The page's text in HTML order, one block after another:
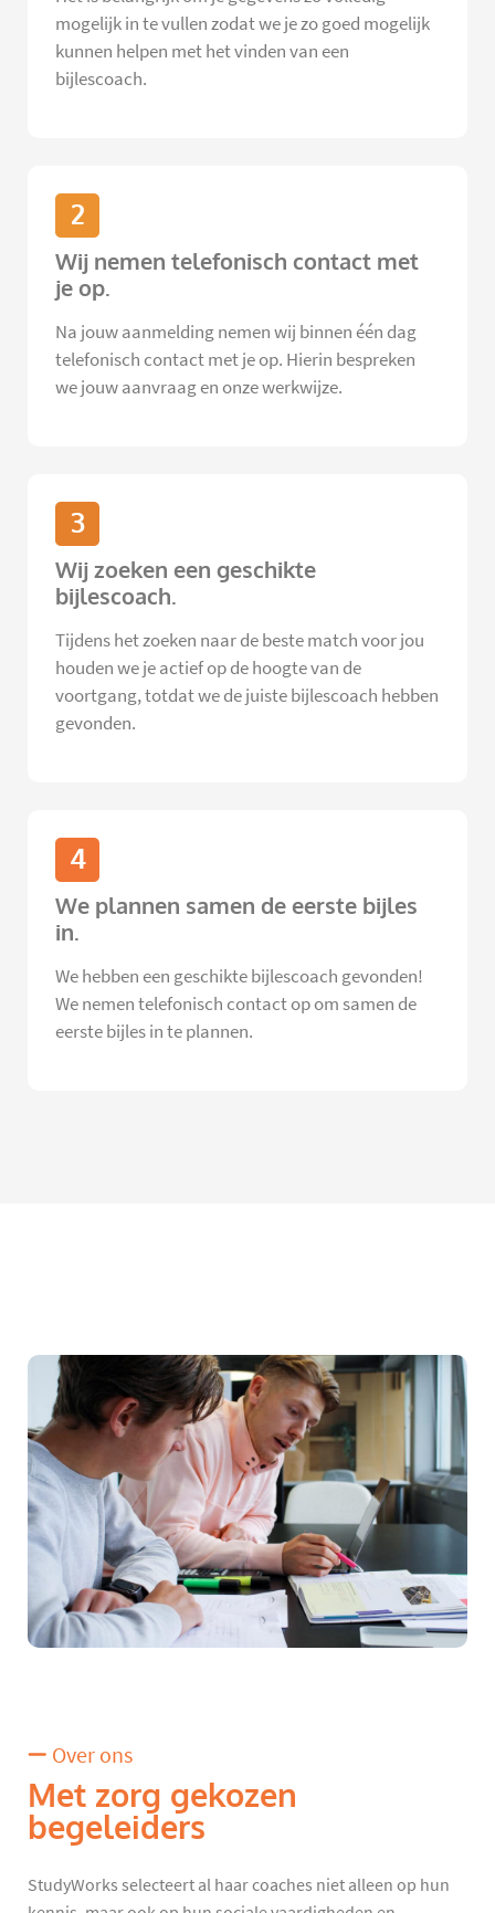
mogelijk in te vullen zodat we je zo goed mogelijk
kunnen helpen met het vinden van een
bijlescoach.
2
Wij nemen telefonisch contact met
je op.
Na jouw aanmelding nemen wij binnen één dag
telefonisch contact met je op. Hierin bespreken
we jouw aanvraag en onze werkwijze.
3
Wij zoeken een geschikte
bijlescoach.
Tijdens het zoeken naar de beste match voor jou
houden we je actief op de hoogte van de
voortgang, totdat we de juiste bijlescoach hebben
gevonden.
4
We plannen samen de eerste bijles
in.
We hebben een geschikte bijlescoach gevonden!
We nemen telefonisch contact op om samen de
eerste bijles in te plannen.
Over ons
Met zorg gekozen
begeleiders
StudyWorks selecteert al haar coaches niet alleen op hun